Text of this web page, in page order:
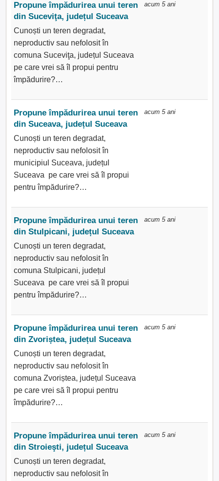
Propune împădurirea unui teren
din Suceviţa, județul Suceava
Cunoști un teren degradat,
neproductiv sau nefolosit în
comuna Suceviţa, județul Suceava
pe care vrei să îl propui pentru
împădurire?…
acum 5 ani
Propune împădurirea unui teren
din Suceava, județul Suceava
Cunoști un teren degradat,
neproductiv sau nefolosit în
municipiul Suceava, județul
Suceava pe care vrei să îl propui
pentru împădurire?…
acum 5 ani
Propune împădurirea unui teren
din Stulpicani, județul Suceava
Cunoști un teren degradat,
neproductiv sau nefolosit în
comuna Stulpicani, județul
Suceava pe care vrei să îl propui
pentru împădurire?…
acum 5 ani
Propune împădurirea unui teren
din Zvoriștea, județul Suceava
Cunoști un teren degradat,
neproductiv sau nefolosit în
comuna Zvoriștea, județul Suceava
pe care vrei să îl propui pentru
împădurire?…
acum 5 ani
Propune împădurirea unui teren
din Stroieşti, județul Suceava
Cunoști un teren degradat,
neproductiv sau nefolosit în
acum 5 ani